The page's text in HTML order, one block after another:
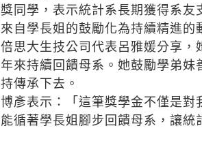
同學，表示統計系長期獲得系
自學長姐的鼓勵化為持續精進的
思大生技公司代表呂雅媛分享
來持續回饋母系。她鼓勵學弟
傳承下去。
彥表示：「這筆獎學金不僅是
循著學長姐腳步回饋母系，讓統